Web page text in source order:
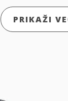
PRIKAŽI